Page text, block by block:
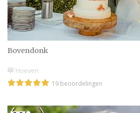
Bovendonk
Hoeven
19 beoordelingen